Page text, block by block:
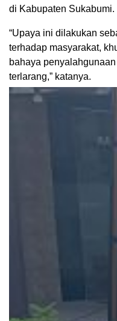
di Kabupaten Sukabumi.
“Upaya ini dilakukan
terhadap masyarakat,
bahaya
terlarang,” katanya.